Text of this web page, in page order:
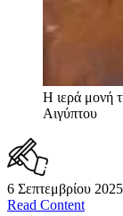
H ιερά μονή
Αιγύπτου
6 Σεπτεμβρίου
Read Content